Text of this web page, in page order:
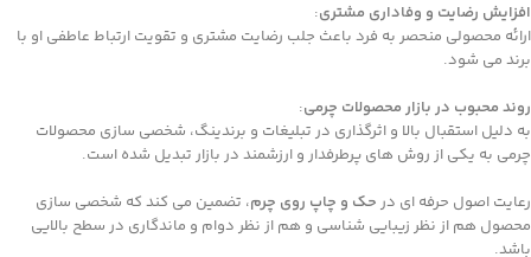
افزایش رضایت و وفاداری مشتری:
ارائه محصولی منحصر به ‌فرد باعث جلب رضایت مشتری و تقویت ارتباط عاطفی او با
برند می‌ شود.
روند محبوب در بازار محصولات چرمی:
به دلیل استقبال بالا و اثرگذاری در تبلیغات و برندینگ، شخصی ‌سازی محصولات
چرمی به یکی از روش‌ های پرطرفدار و ارزشمند در بازار تبدیل شده است.
رعایت اصول حرفه‌ ای در حک و چاپ روی چرم، تضمین می ‌کند که شخصی ‌سازی
محصول هم از نظر زیبایی ‌شناسی و هم از نظر دوام و ماندگاری در سطح بالایی
باشد.